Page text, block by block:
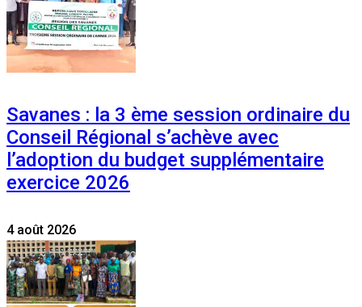
Savanes : la 3 ème session ordinaire du
Conseil Régional s’achève avec
l’adoption du budget supplémentaire
exercice 2026
4 août 2026